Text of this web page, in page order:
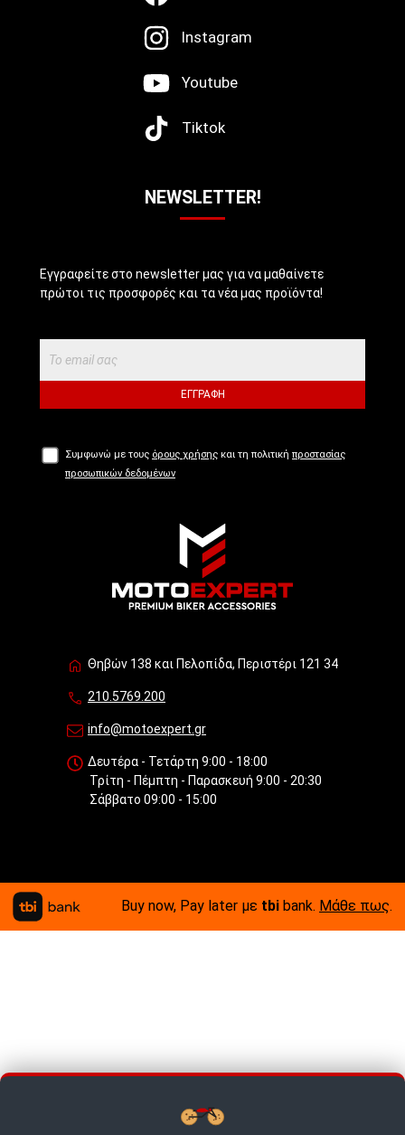
Instagram
Youtube
Tiktok
NEWSLETTER!
Εγγραφείτε στο newsletter μας για να μαθαίνετε
πρώτοι τις προσφορές και τα νέα μας προϊόντα!
ΕΓΓΡΑΦΉ
Συμφωνώ με τους όρους χρήσης και τη πολιτική προστασίας
προσωπικών δεδομένων
Θηβών 138 και Πελοπίδα, Περιστέρι 121 34
210.5769.200
info@motoexpert.gr
Δευτέρα - Τετάρτη 9:00 - 18:00
Τρίτη - Πέμπτη - Παρασκευή 9:00 - 20:30
Σάββατο 09:00 - 15:00
Buy now, Pay later με tbi bank. Μάθε πως.